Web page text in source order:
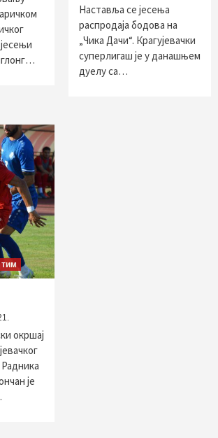
Наставља се јесења
распродаја бодова на
„Чика Дачи“. Крагујевачки
суперлигаш је у данашњем
дуелу са…
тим
окршај
је